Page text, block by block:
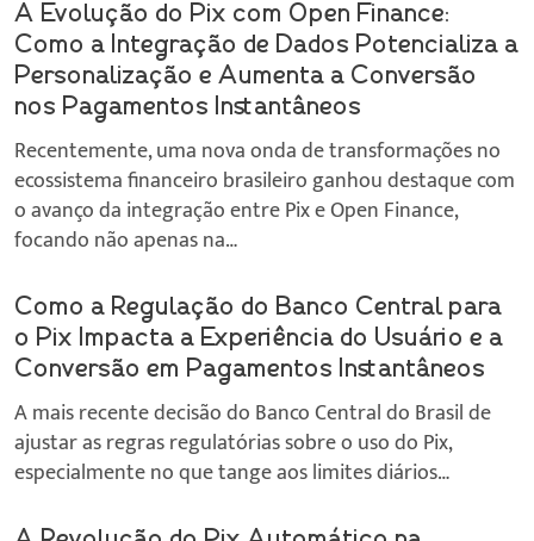
A Evolução do Pix com Open Finance:
Como a Integração de Dados Potencializa a
Personalização e Aumenta a Conversão
nos Pagamentos Instantâneos
Recentemente, uma nova onda de transformações no
ecossistema financeiro brasileiro ganhou destaque com
o avanço da integração entre Pix e Open Finance,
focando não apenas na…
Como a Regulação do Banco Central para
o Pix Impacta a Experiência do Usuário e a
Conversão em Pagamentos Instantâneos
A mais recente decisão do Banco Central do Brasil de
ajustar as regras regulatórias sobre o uso do Pix,
especialmente no que tange aos limites diários…